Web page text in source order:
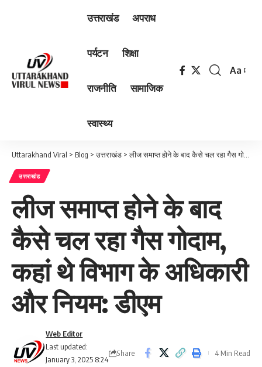
उत्तराखंड अपराध
पर्यटन शिक्षा
राजनीति सामाजिक
स्वास्थ्य
Font
Aa
Uttarakhand Viral > Blog >उत्तराखंड >लीज समाप्त होने के बाद कैसे चल रहा गैस गोदाम, कहां थे विभाग के अधिकारी और नियम: डीएम
उत्तराखंड
लीज समाप्त होने के बाद
कैसे चल रहा गैस गोदाम,
कहां थे विभाग के अधिकारी
और नियम: डीएम
Last updated:
January 3, 2025 8:24
Web Editor
Share 4 Min Read